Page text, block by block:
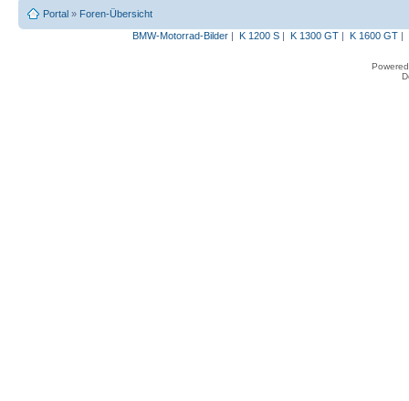
Portal » Foren-Übersicht
BMW-Motorrad-Bilder| K 1200 S| K 1300 GT| K 1600 GT|